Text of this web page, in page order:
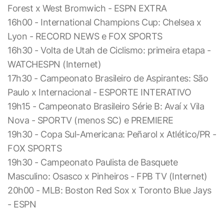
Forest x West Bromwich - ESPN EXTRA
16h00 - International Champions Cup: Chelsea x
Lyon - RECORD NEWS e FOX SPORTS
16h30 - Volta de Utah de Ciclismo: primeira etapa -
WATCHESPN (Internet)
17h30 - Campeonato Brasileiro de Aspirantes: São
Paulo x Internacional - ESPORTE INTERATIVO
19h15 - Campeonato Brasileiro Série B: Avaí x Vila
Nova - SPORTV (menos SC) e PREMIERE
19h30 - Copa Sul-Americana: Peñarol x Atlético/PR -
FOX SPORTS
19h30 - Campeonato Paulista de Basquete
Masculino: Osasco x Pinheiros - FPB TV (Internet)
20h00 - MLB: Boston Red Sox x Toronto Blue Jays
- ESPN